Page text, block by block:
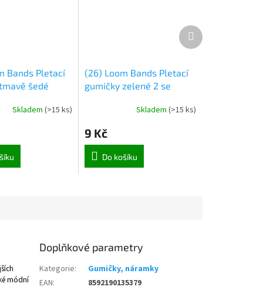
Bands Pletací
šedé
Skladem(>15 ks)
(26) Loom Bands Pletací
gumičky zelené 2 se
Skladem (>15 ks)
9 Kč
Do košíku
Další
produkt
módní
Doplňkové parametry
Kategorie:
Gumičky, náramky
EAN: 8592190135379